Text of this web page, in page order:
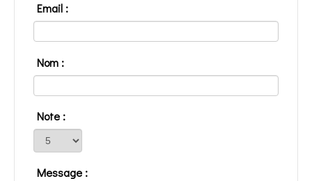
Email :
Nom :
Note :
Message :